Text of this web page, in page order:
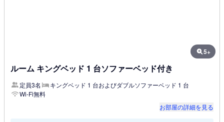
5+
ルーム キングベッド 1 台ソファーベッド付き
定員3名
キングベッド 1 台およびダブルソファーベッド 1 台
Wi-Fi無料
お部屋の詳細を見る